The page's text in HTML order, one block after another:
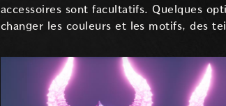
accessoires sont facultatifs. Quelques
changer les couleurs et les motifs, des